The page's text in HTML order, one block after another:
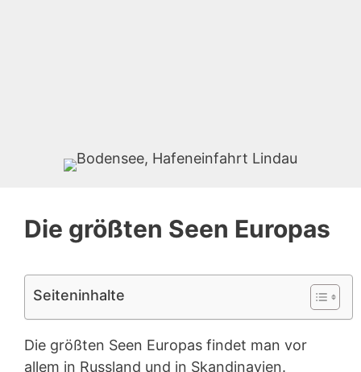
Die größten Seen Europas
Seiteninhalte
Die größten Seen Europas findet man vor
allem in Russland und in Skandinavien.